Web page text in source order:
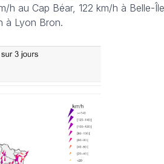
h au Cap Béar, 122 km/h à Belle-
à Lyon Bron.